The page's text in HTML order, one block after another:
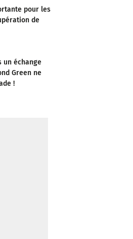
pour les
de
un échange
Green ne
!